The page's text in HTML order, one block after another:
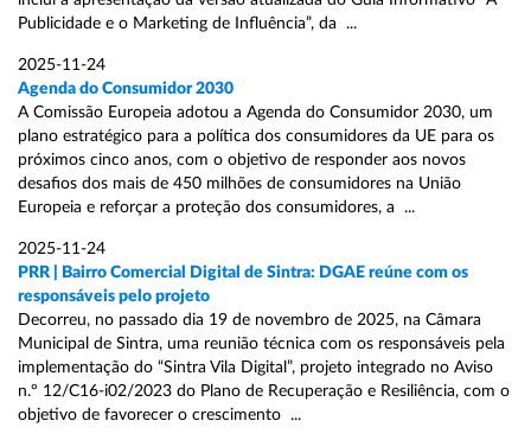
Publicidade e o Marketing de Influência”, da ...
2025-11-24
Agenda do Consumidor 2030
A Comissão Europeia adotou a Agenda do Consumidor 2030, um
plano estratégico para a política dos consumidores da UE para os
próximos cinco anos, com o objetivo de responder aos novos
desafios dos mais de 450 milhões de consumidores na União
Europeia e reforçar a proteção dos consumidores, a ...
2025-11-24
PRR | Bairro Comercial Digital de Sintra: DGAE reúne com os
responsáveis pelo projeto
Decorreu, no passado dia 19 de novembro de 2025, na Câmara
Municipal de Sintra, uma reunião técnica com os responsáveis pela
implementação do “Sintra Vila Digital”, projeto integrado no Aviso
n.º 12/C16-i02/2023 do Plano de Recuperação e Resiliência, com o
objetivo de favorecer o crescimento ...